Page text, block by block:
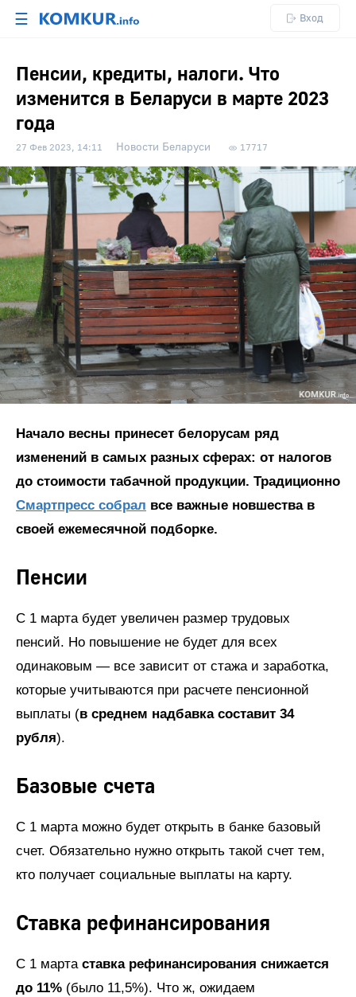
☰ Вход
Пенсии, кредиты, налоги. Что
изменится в Беларуси в марте 2023
года
27 Фев 2023, 14:11 Новости Беларуси 17717
Начало весны принесет белорусам ряд
изменений в самых разных сферах: от налогов
до стоимости табачной продукции. Традиционно
Смартпресс собрал все важные новшества в
своей ежемесячной подборке.
Пенсии
С 1 марта будет увеличен размер трудовых
пенсий. Но повышение не будет для всех
одинаковым — все зависит от стажа и заработка,
которые учитываются при расчете пенсионной
выплаты (в среднем надбавка составит 34
рубля).
Базовые счета
С 1 марта можно будет открыть в банке базовый
счет. Обязательно нужно открыть такой счет тем,
кто получает социальные выплаты на карту.
Ставка рефинансирования
С 1 марта ставка рефинансирования снижается
до 11% (было 11,5%). Что ж, ожидаем